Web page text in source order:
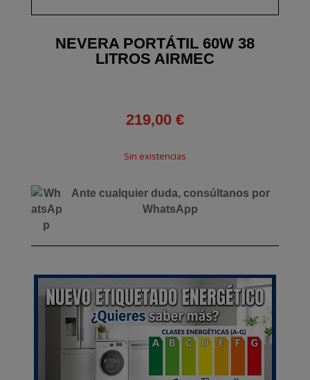
NEVERA PORTÁTIL 60W 38
LITROS AIRMEC
219,00 €
Sin existencias
Ante cualquier duda, consúltanos por
WhatsApp